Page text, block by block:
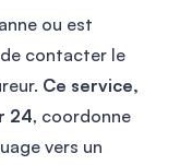
ou est
contacter le
Ce service,
24, coordonne
vers un